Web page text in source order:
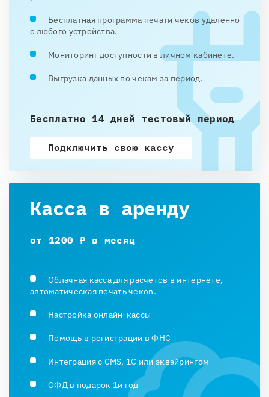
Бесплатная программа печати чеков удаленно
с любого устройства.
Мониторинг доступности в личном кабинете.
Выгрузка данных по чекам за период.
Бесплатно 14 дней тестовый период
Подключить свою кассу
Касса в аренду
от 1200 ₽ в месяц
Облачная касса для расчетов в интернете,
автоматическая печать чеков.
Настройка онлайн-кассы
Помощь в регистрации в ФНС
Интеграция с CMS, 1С или эквайрингом
ОФД в подарок 1й год